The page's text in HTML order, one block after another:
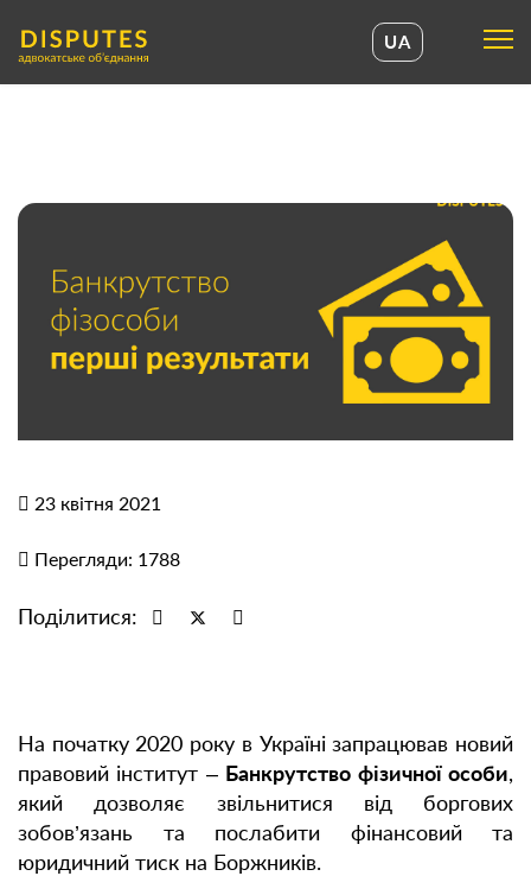
UA
UA
23 квітня 2021
Перегляди: 1788
Поділитися:
На початку 2020 року в Україні запрацював новий
правовий інститут – Банкрутство фізичної особи,
який дозволяє звільнитися від боргових
зобов’язань та послабити фінансовий та
юридичний тиск на Боржників.